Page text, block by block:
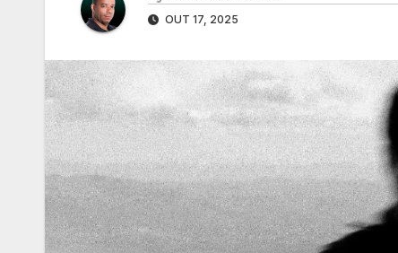
OUT 17, 2025